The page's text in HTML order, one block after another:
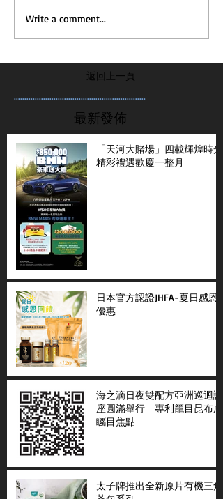
Write a comment...
返回上一頁
...............................................................
最新發佈
「天河大賭場」四載輝煌時光
精彩禮遇歡慶一整月
日本官方認證JHFA-夏日感恩
優惠
海之滴日夜雙配方亞洲巡迴講
座圓滿舉行 專利籠目昆布成
矚目焦點
太子牌推出全新原片有機三角